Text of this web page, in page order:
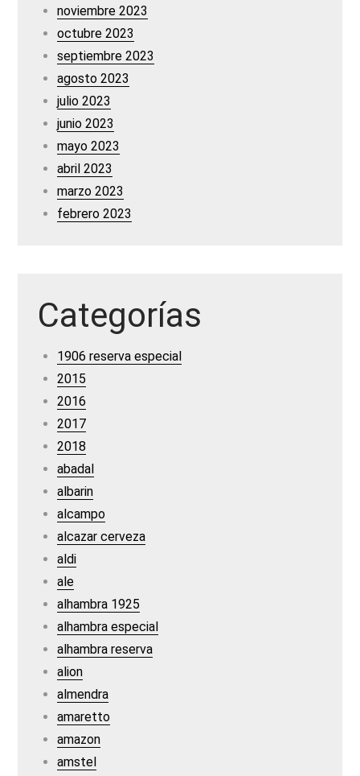
noviembre 2023
octubre 2023
septiembre 2023
agosto 2023
julio 2023
junio 2023
mayo 2023
abril 2023
marzo 2023
febrero 2023
Categorías
1906 reserva especial
2015
2016
2017
2018
abadal
albarin
alcampo
alcazar cerveza
aldi
ale
alhambra 1925
alhambra especial
alhambra reserva
alion
almendra
amaretto
amazon
amstel